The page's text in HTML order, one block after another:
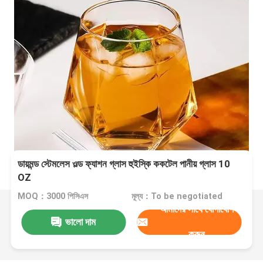
ডায়মন্ড স্টেমলেস ওল্ড ফ্যাশন গ্লাস হুইস্কি ককটেল পানীয় গ্লাস 10
OZ
MOQ：3000 পিসিএস মূল্য：To be negotiated
ভালো দাম
আমাদের সাথে যোগাযোগ
করুন